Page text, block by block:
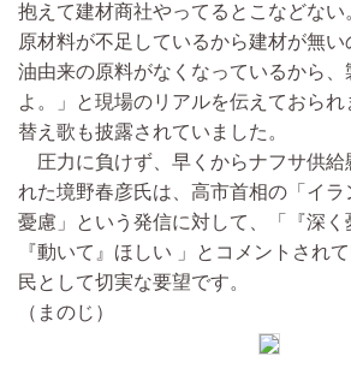
抱えて建材商社やってるとこなどない
原材料が不足しているから建材が無い
油由来の原料がなくなっているから
よ。」と現場のリアルを伝えておら
替え歌も披露されていました。
圧力に負けず、早くからナフサ供給
れた境野春彦氏は、高市首相の「イラ
憂慮」という発信に対して、「『深く
『動いて』ほしい 」とコメントされ
民として切実な要望です。
（まのじ）